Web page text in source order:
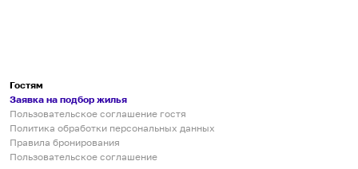
Гостям
Заявка на подбор жилья
Пользовательское соглашение гостя
Политика обработки персональных данных
Правила бронирования
Пользовательское соглашение